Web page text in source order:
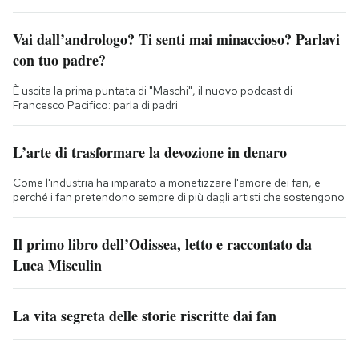
Vai dall’andrologo? Ti senti mai minaccioso? Parlavi
con tuo padre?
È uscita la prima puntata di "Maschi", il nuovo podcast di
Francesco Pacifico: parla di padri
L’arte di trasformare la devozione in denaro
Come l'industria ha imparato a monetizzare l'amore dei fan, e
perché i fan pretendono sempre di più dagli artisti che sostengono
Il primo libro dell’Odissea, letto e raccontato da
Luca Misculin
La vita segreta delle storie riscritte dai fan